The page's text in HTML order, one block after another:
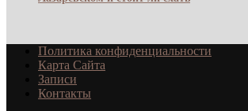
Политика конфиденциальности
Карта Сайта
Записи
Контакты